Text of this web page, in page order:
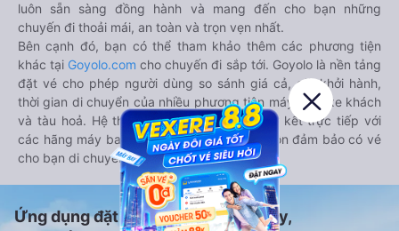
luôn sẵn sàng đồng hành và mang đến cho bạn những
chuyến đi thoải mái, an toàn và trọn vẹn nhất.
Bên cạnh đó, bạn có thể tham khảo thêm các phương tiện
khác tại Goyolo.com cho chuyến đi sắp tới. Goyolo là nền tảng
đặt vé cho phép người dùng so sánh giá cả, giờ khởi hành,
thời gian di chuyển của nhiều phương tiện máy bay, xe khách
và tàu hoả. Hệ thống của Goyolo được liên kết trực tiếp với
các hãng máy bay, xe khách và tàu hoả, luôn đảm bảo có vé
cho bạn di chuyển.
Ứng dụng đặt vé Xe khách, Máy bay,